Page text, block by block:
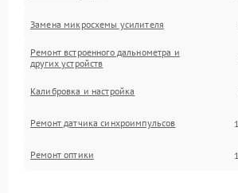
Замена микросхемы усилителя
Ремонт встроенного дальнометра и
других устройств
Калибровка и настройка
Ремонт датчика синхроимпульсов
Ремонт оптики